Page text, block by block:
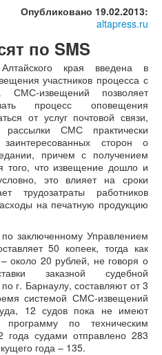
Опубликовано 19.02.2013:
altapress.ru
по SMS
края введена в
участников процесса с
извещений позволяет
процесс оповещения
от услуг почтовой связи,
СМС практически
сторон о
причем с получением
того, что извещение дошло и
это влияет на сроки
трудозатраты работников
на печатную продукцию
заключенному Управлением
50 копеек, тогда как
около 20 рублей, не говоря о
заказной судебной
г. Барнаулу, составляют от 3
системой СМС-извещений
12 судов пока не имеют
программу по техническим
судами отправлено 283
года – 135.